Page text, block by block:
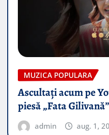
MUZICA POPULARA
Ascultați acum pe
piesă „Fata
admin aug. 1,